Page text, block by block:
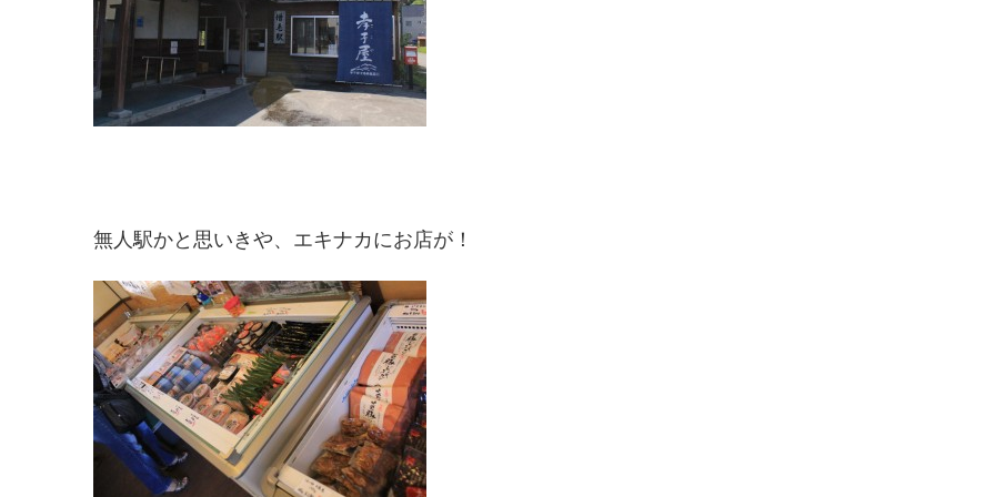
無人駅かと思いきや、エキナカにお店が！